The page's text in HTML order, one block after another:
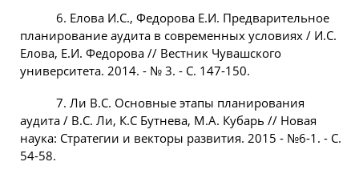
6. Елова И.С., Федорова Е.И. Предварительное
планирование аудита в современных условиях / И.С.
Елова, Е.И. Федорова // Вестник Чувашского
университета. 2014. - № 3. - С. 147-150.
7. Ли В.С. Основные этапы планирования
аудита / В.С. Ли, К.С Бутнева, М.А. Кубарь // Новая
наука: Стратегии и векторы развития. 2015 - №6-1. - С.
54-58.